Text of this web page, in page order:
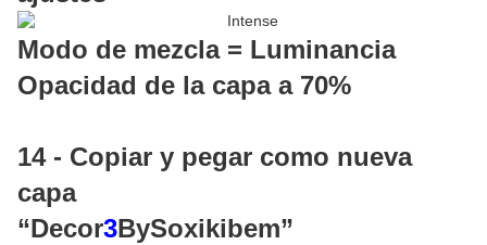
Modo de mezcla = Luminancia
Opacidad de la capa a 70%
14 - Copiar y pegar como nueva
capa
“Decor3BySoxikibem”